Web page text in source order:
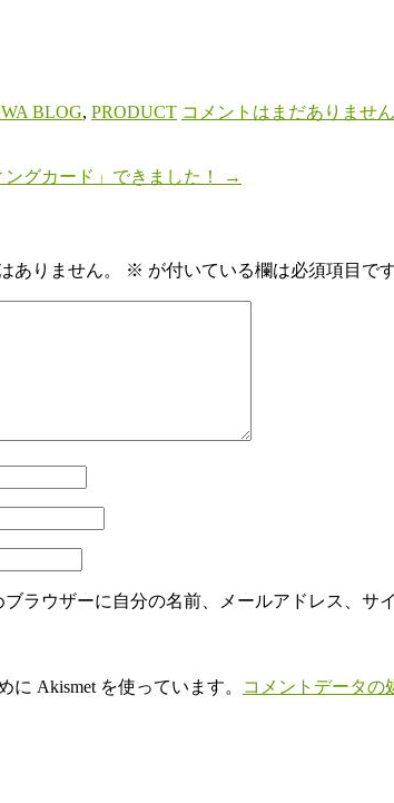
BLOG, PRODUCT コメントはまだありません
グカード」できました！
→
ありません。 ※ が付いている欄は必須項目で
ラウザーに自分の名前、メールアドレス、サ
Akismet を使っています。 コメントデータの